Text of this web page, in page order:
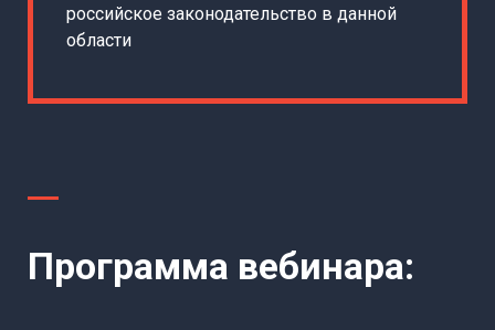
российское законодательство в данной
области
Программа вебинара: